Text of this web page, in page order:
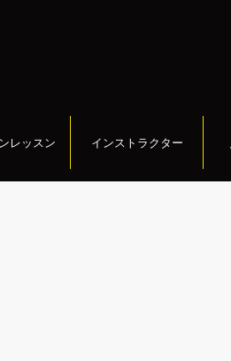
レッスン インストラクター